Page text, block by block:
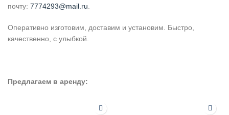
почту: 7774293@mail.ru.
Оперативно изготовим, доставим и установим. Быстро,
качественно, с улыбкой.
Предлагаем в аренду: